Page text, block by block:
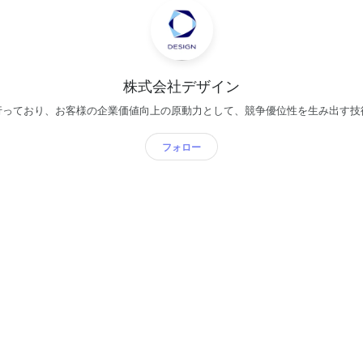
株式会社デザイン
ており、お客様の企業価値向上の原動力として、競争優位性を生み出す
フォロー